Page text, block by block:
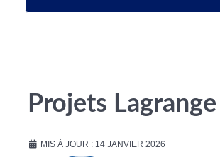
Projets
MIS À JOUR : 14 JANVIER 2026